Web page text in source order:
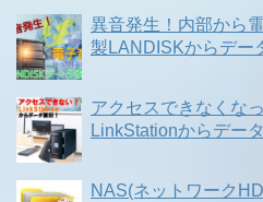
異音発生！内部から
製LANDISKからデー
アクセスできなくな
LinkStationからデー
NAS(ネットワーク